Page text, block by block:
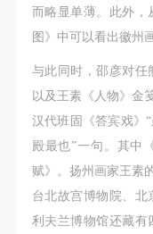
而略显单薄。此外，
图》中可以看出徽州
与此同时，邵彦对任
以及王素《人物》金
汉代班固《答宾戏》
殿最也”一句。其中
赋》。扬州画家王素
台北故宫博物院、
利夫兰博物馆还藏有